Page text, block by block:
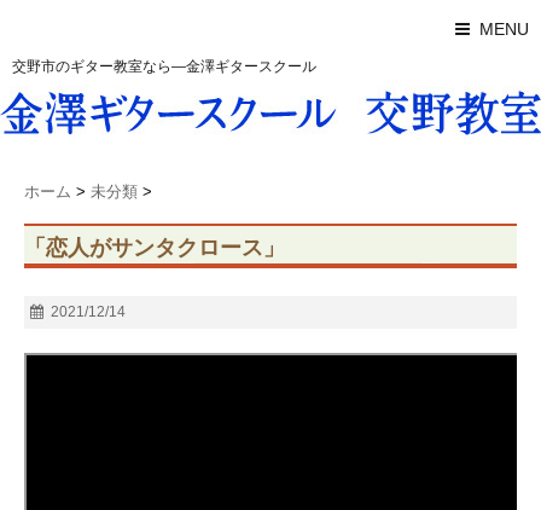
MENU
交野市のギター教室なら―金澤ギタースクール
ホーム > 未分類 >
「恋人がサンタクロース」
2021/12/14